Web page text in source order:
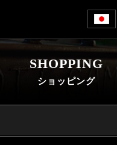
SHOPPING
ショッピング